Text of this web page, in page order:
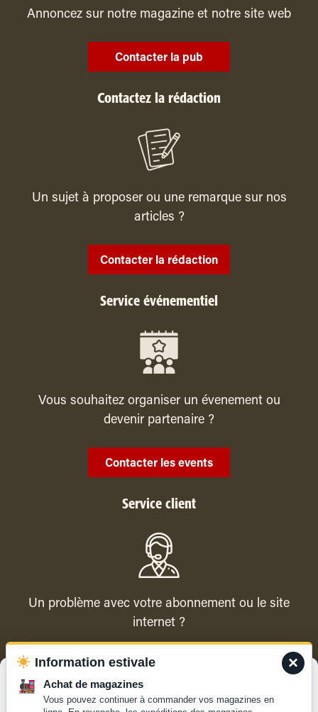
Pour offrir les meilleures expériences, nous utilisons des technologies
Annoncez sur notre magazine et notre site web
Contacter la pub
Contactez la rédaction
Un sujet à proposer ou une remarque sur nos
articles ?
Contacter la rédaction
Service événementiel
Vous souhaitez organiser un évenement ou
devenir partenaire ?
Contacter les events
Service client
Un problème avec votre abonnement ou le site
internet ?
Contacter le service client ×
Information estivale
Achat de magazines
Vous pouvez continuer à commander vos magazines en